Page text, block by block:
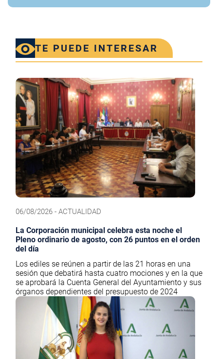
TE PUEDE INTERESAR
06/08/2026 - ACTUALIDAD
La Corporación municipal celebra esta noche el
Pleno ordinario de agosto, con 26 puntos en el orden
del día
Los ediles se reúnen a partir de las 21 horas en una
sesión que debatirá hasta cuatro mociones y en la que
se aprobará la Cuenta General del Ayuntamiento y sus
órganos dependientes del presupuesto de 2024